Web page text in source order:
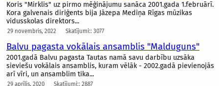
Koris "Mirklis" uz pirmo mēģinājumu sanāca 2001.gada 1.februārī.
Kora galvenais diriģents bija Jāzepa Mediņa Rīgas mūzikas
vidusskolas direktors...
29 novembris, 2022 Skatījumi:: 3077
Balvu pagasta vokālais ansamblis "Malduguns"
2001.gadā Balvu pagasta Tautas namā savu darbību uzsāka
sieviešu vokālais ansamblis, kuram vēlāk - 2002.gadā pievienojās
arī vīri, un ansamblim tika...
29 aprīlis, 2020 Skatījumi:: 2887